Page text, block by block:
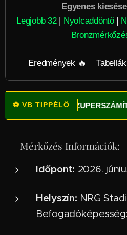
Egyenes
Legjobb 32| Nyolcaddöntő|
Eredmények 🔥
⚽ VB TIPPÉLŐ
OPTA
📅 Mérkőzés Információk:
Időpont: 2026.
Helyszín: NRG